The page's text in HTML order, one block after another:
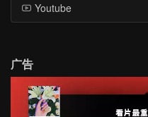
Youtube
广告